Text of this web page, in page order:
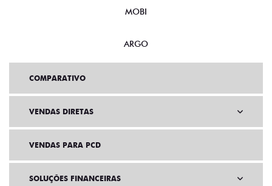
MOBI
ARGO
COMPARATIVO
VENDAS DIRETAS
VENDAS PARA PCD
SOLUÇÕES FINANCEIRAS